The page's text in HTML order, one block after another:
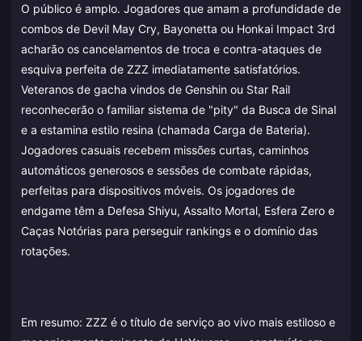
O público é amplo. Jogadores que amam a profundidade de
combos de Devil May Cry, Bayonetta ou Honkai Impact 3rd
acharão os cancelamentos de troca e contra-ataques de
esquiva perfeita de ZZZ imediatamente satisfatórios.
Veteranos de gacha vindos de Genshin ou Star Rail
reconhecerão o familiar sistema de "pity" da Busca de Sinal
e a estamina estilo resina (chamada Carga de Bateria).
Jogadores casuais recebem missões curtas, caminhos
automáticos generosos e sessões de combate rápidas,
perfeitas para dispositivos móveis. Os jogadores de
endgame têm a Defesa Shiyu, Assalto Mortal, Esfera Zero e
Caças Notórias para perseguir rankings e o domínio das
rotações.
Em resumo: ZZZ é o título de serviço ao vivo mais estiloso e